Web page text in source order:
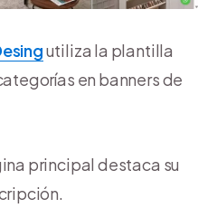
utiliza la plantilla
en banners de
principal destaca su